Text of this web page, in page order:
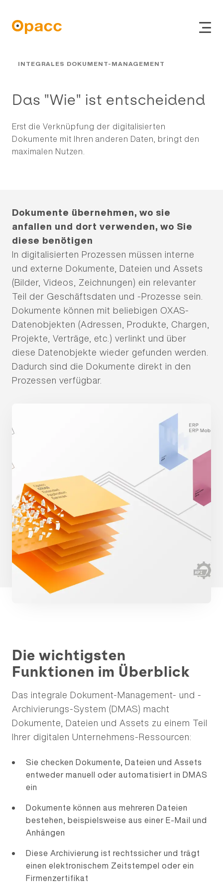
ERP
Projektmanagement
User Experience Design
Business Development
Academy
Opacc
Team
INTEGRALES DOKUMENT-MANAGEMENT
Das "Wie" ist ent­schei­dend
Erst die Verknüpfung der digitalisierten
Dokumente mit Ihren anderen Daten, bringt den
maximalen Nutzen.
Dokumente übernehmen, wo sie
anfallen und dort verwenden, wo Sie
diese benötigen
In digitalisierten Prozessen müssen interne
und externe Dokumente, Dateien und Assets
(Bilder, Videos, Zeichnungen) ein relevanter
Teil der Geschäftsdaten und -Prozesse sein.
Dokumente können mit beliebigen OXAS-
Datenobjekten (Adressen, Produkte, Chargen,
Projekte, Verträge, etc.) verlinkt und über
diese Datenobjekte wieder gefunden werden.
Dadurch sind die Dokumente direkt in den
Prozessen verfügbar.
Die wichtigsten
Funktionen im Überblick
Das integrale Dokument-Management- und -
Archivierungs-System (DMAS) macht
Dokumente, Dateien und Assets zu einem Teil
Ihrer digitalen Unternehmens-Ressourcen:
Sie checken Dokumente, Dateien und Assets
entweder manuell oder automatisiert in DMAS
ein
Dokumente können aus mehreren Dateien
bestehen, beispielsweise aus einer E-Mail und
Anhängen
Diese Archivierung ist rechtssicher und trägt
einen elektronischem Zeitstempel oder ein
Firmenzertifikat